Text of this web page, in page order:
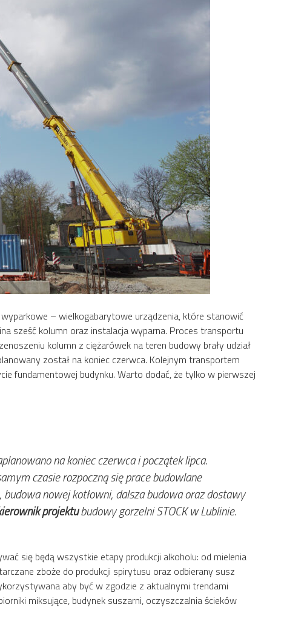
– wielkogabarytowe urządzenia, które stanowić
sześć kolumn oraz instalacja wyparna. Proces transportu
kolumn z ciężarówek na teren budowy brały udział
został na koniec czerwca. Kolejnym transportem
fundamentowej budynku. Warto dodać, że tylko w pierwszej
na koniec czerwca i początek lipca.
czasie rozpoczną się prace budowlane
nowej kotłowni, dalsza budowa oraz dostawy
projektubudowy gorzelni STOCK w Lublinie.
się będą wszystkie etapy produkcji alkoholu: od mielenia
zboże do produkcji spirytusu oraz odbierany susz
aby być w zgodzie z aktualnymi trendami
miksujące, budynek suszarni, oczyszczalnia ścieków